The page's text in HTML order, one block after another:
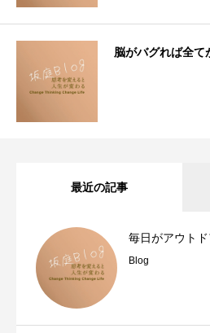
脳がバグれば全て
最近の記事
毎日がアウトド
Blog